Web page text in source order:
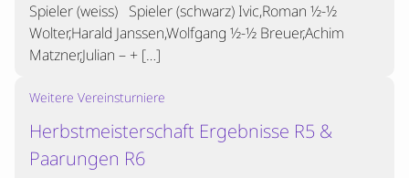
Spieler (weiss) Spieler (schwarz) Ivic,Roman ½-½
Wolter,Harald Janssen,Wolfgang ½-½ Breuer,Achim
Matzner,Julian – + […]
Weitere Vereinsturniere
Herbstmeisterschaft Ergebnisse R5 &
Paarungen R6